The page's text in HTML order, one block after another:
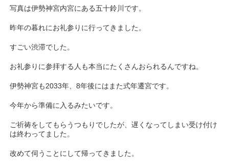
写真は伊勢神宮内宮にある五十鈴川です。
昨年の暮れにお礼参りに行ってきました。
すごい渋滞でした。
お礼参りに参拝する人も本当にたくさんおられるんですね。
伊勢神宮も2033年、8年後にはまた式年遷宮です。
今年から準備に入るみたいです。
ご祈祷をしてもらうつもりでしたが、遅くなってしまい受け付け
は終わってました。
改めて伺うことにして帰ってきました。